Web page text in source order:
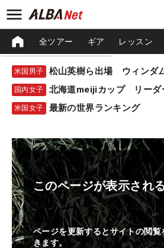
全ツアー ギア レッスン
米国男子
国内女子 北海道meijiカップ リーダ
米国女子 最新の世界ランキング
このページが表示され
ページを更新するとサイトの閲
きます。